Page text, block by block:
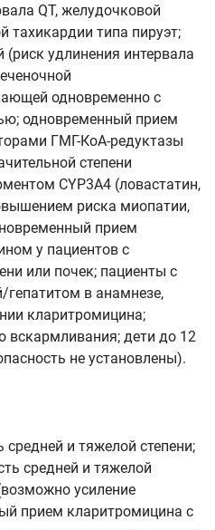
QT, желудочковой
тахикардии типа пируэт;
удлинения интервала
одновременно с
одновременный прием
ГМГ-КоА-редуктазы
степени
CYP3A4 (ловастатин,
риска миопатии,
прием
у пациентов с
или почек; пациенты с
гепатитом в анамнезе,
кларитромицина;
вскармливания; дети до 12
не установлены).
средней и тяжелой степени;
средней и тяжелой
усиление
прием кларитромицина с